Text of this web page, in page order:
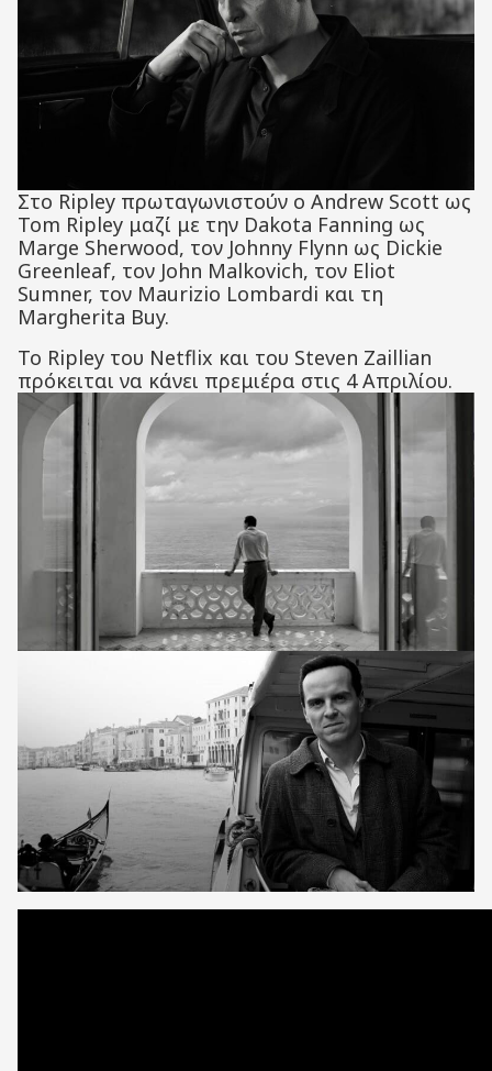
Στο Ripley πρωταγωνιστούν ο Andrew Scott ως
Tom Ripley μαζί με την Dakota Fanning ως
Marge Sherwood, τον Johnny Flynn ως Dickie
Greenleaf, τον John Malkovich, τον Eliot
Sumner, τον Maurizio Lombardi και τη
Margherita Buy.
Το Ripley του Netflix και του Steven Zaillian
πρόκειται να κάνει πρεμιέρα στις 4 Απριλίου.